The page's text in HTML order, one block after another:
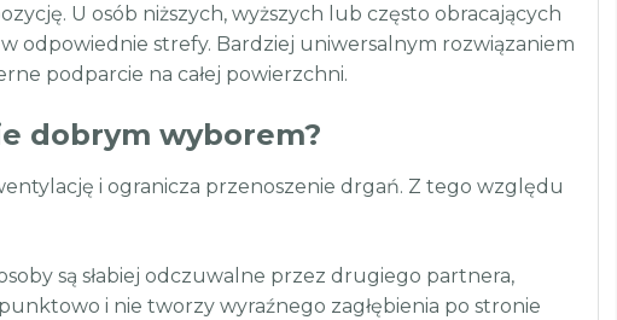
U osób niższych, wyższych lub często obracających
odpowiednie strefy. Bardziej uniwersalnym rozwiązaniem
podparcie na całej powierzchni.
dobrym wyborem?
i ogranicza przenoszenie drgań. Z tego względu
są słabiej odczuwalne przez drugiego partnera,
i nie tworzy wyraźnego zagłębienia po stronie